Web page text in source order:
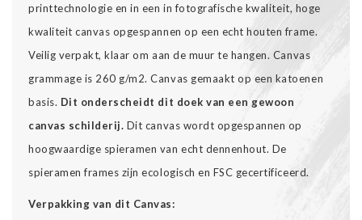
printtechnologie en in een in fotografische kwaliteit, hoge
kwaliteit canvas opgespannen op een echt houten frame.
Veilig verpakt, klaar om aan de muur te hangen. Canvas
grammage is 260 g/m2. Canvas gemaakt op een katoenen
basis. Dit onderscheidt dit doek van een gewoon
canvas schilderij. Dit canvas wordt opgespannen op
hoogwaardige spieramen van echt dennenhout. De
spieramen frames zijn ecologisch en FSC gecertificeerd.
Verpakking van dit Canvas: